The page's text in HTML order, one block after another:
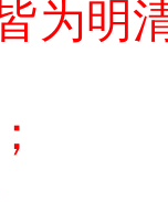
为明